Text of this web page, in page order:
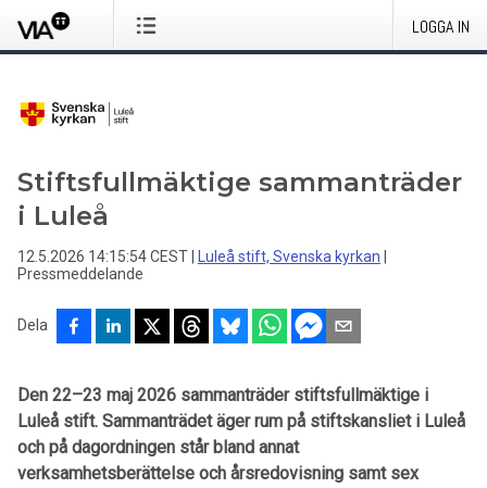
LOGGA IN
Stiftsfullmäktige sammanträder
i Luleå
12.5.2026 14:15:54 CEST Luleå stift, Svenska kyrkan
Pressmeddelande
Dela
Den 22–23 maj 2026 sammanträder stiftsfullmäktige i
Luleå stift. Sammanträdet äger rum på stiftskansliet i Luleå
och på dagordningen står bland annat
verksamhetsberättelse och årsredovisning samt sex